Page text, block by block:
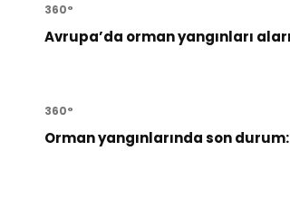
360°
Avrupa’da orman yangınları
360°
Orman yangınlarında son